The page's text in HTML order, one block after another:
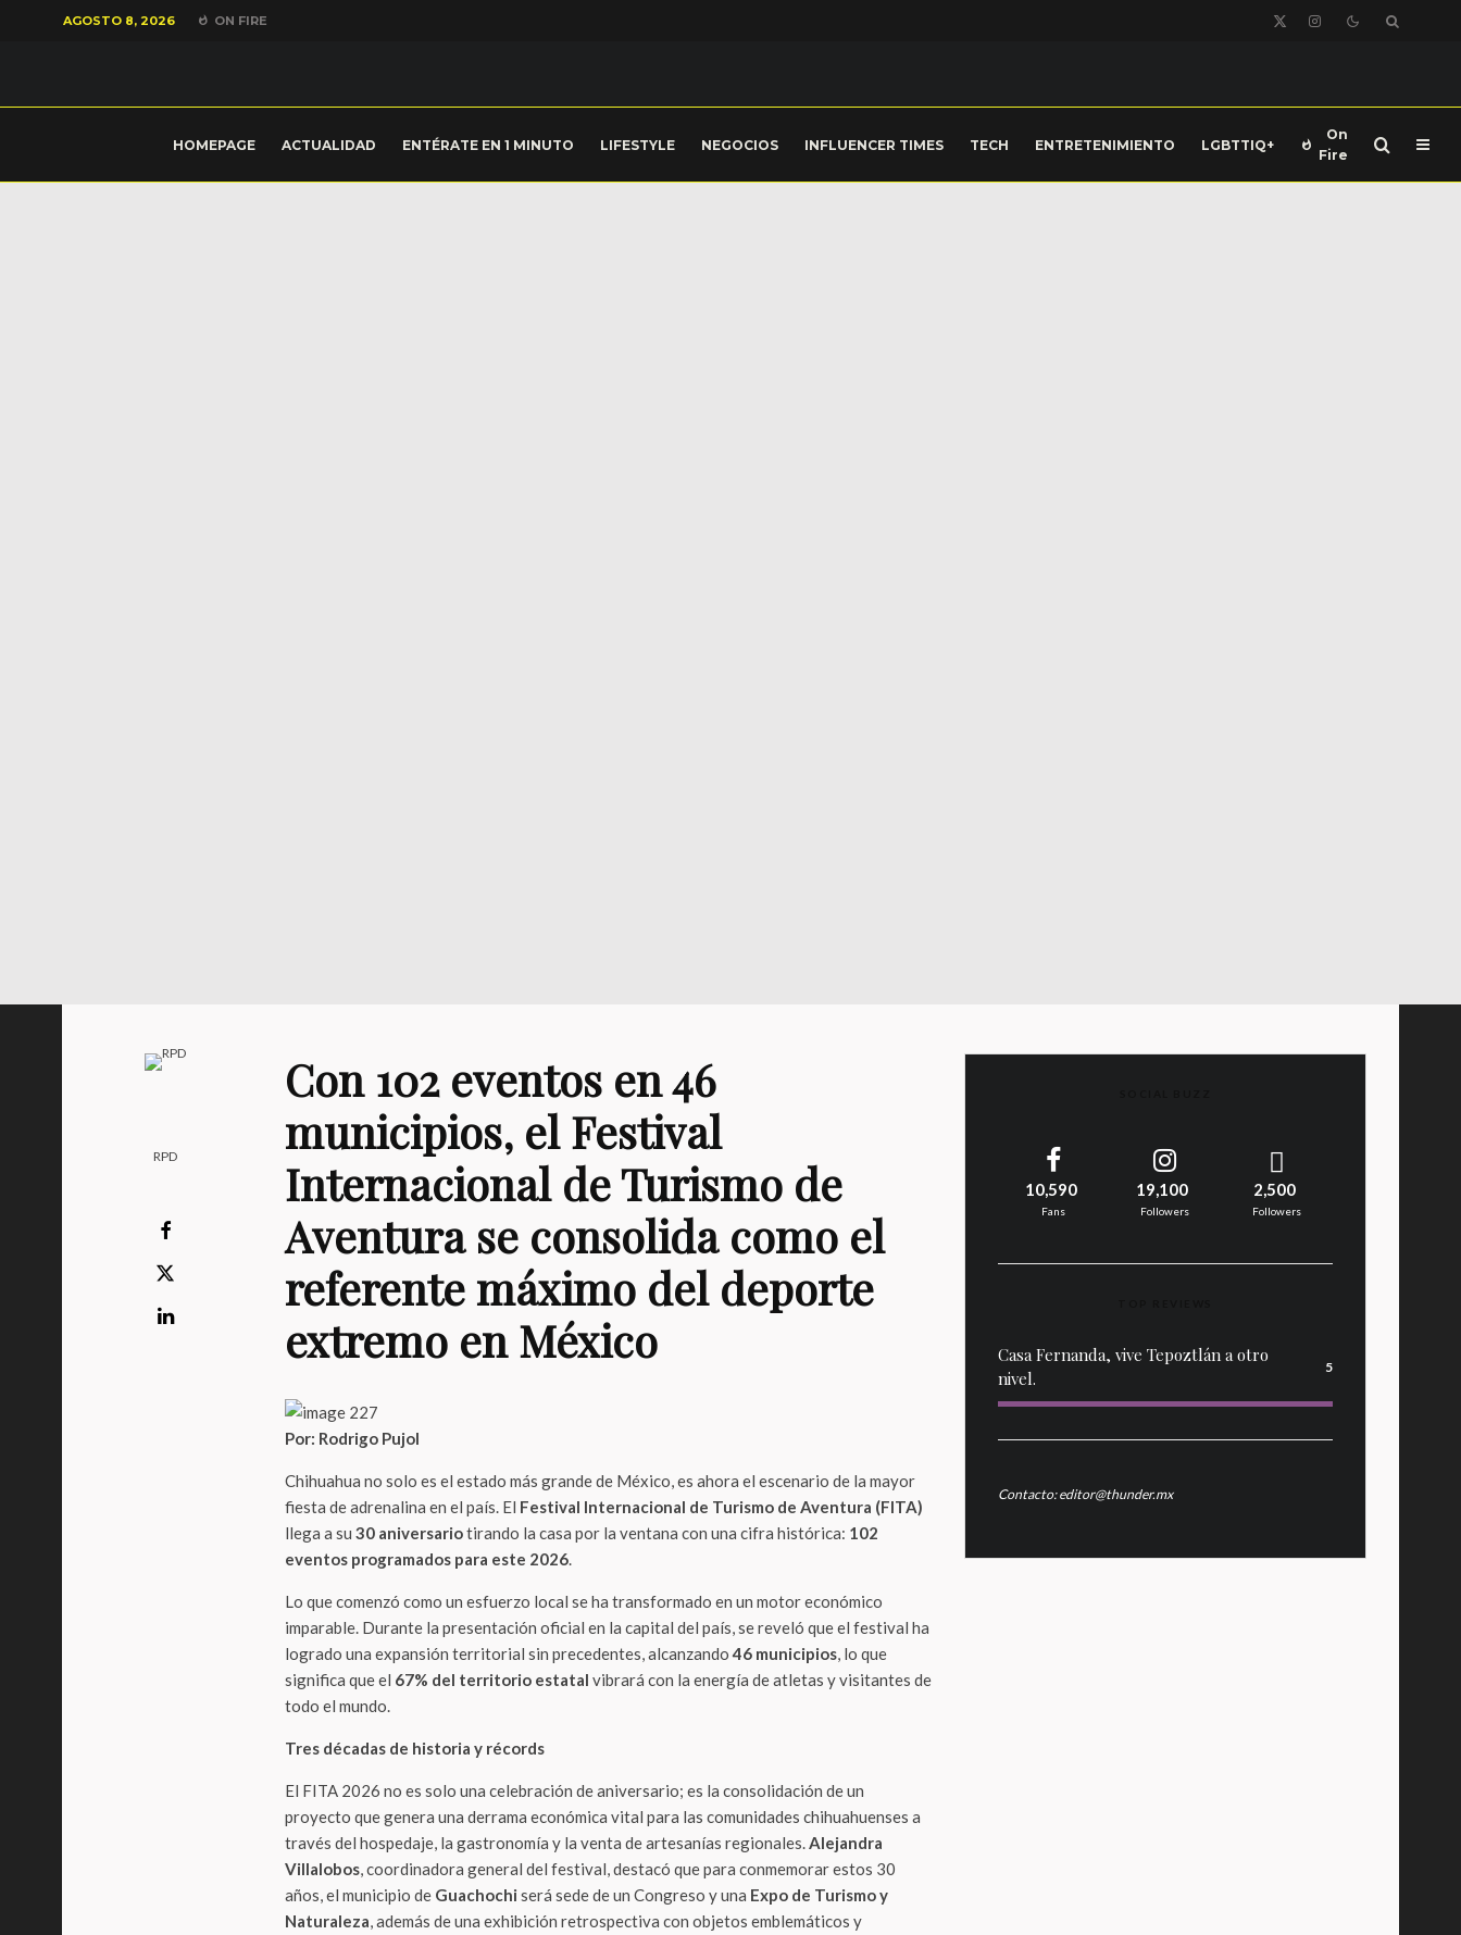
AGOSTO 8, 2026 ON FIRE
HOMEPAGE ACTUALIDAD ENTÉRATE EN 1 MINUTO LIFESTYLE NEGOCIOS INFLUENCER TIMES TECH ENTRETENIMIENTO LGBTTIQ+
On
Fire
RPD
Con 102 eventos en 46
municipios, el Festival
Internacional de Turismo de
Aventura se consolida como el
referente máximo del deporte
extremo en México
Por: Rodrigo Pujol
Chihuahua no solo es el estado más grande de México, es ahora el escenario de la mayor
fiesta de adrenalina en el país. El Festival Internacional de Turismo de Aventura (FITA)
llega a su 30 aniversariotirando la casa por la ventana con una cifra histórica: 102
eventos programados para este 2026.
Lo que comenzó como un esfuerzo local se ha transformado en un motor económico
imparable. Durante la presentación oficial en la capital del país, se reveló que el festival ha
logrado una expansión territorial sin precedentes, alcanzando46 municipios, lo que
significa que el 67% del territorio estatal vibrará con la energía de atletas y visitantes de
todo el mundo.
Tres décadas de historia y récords
El FITA 2026 no es solo una celebración de aniversario; es la consolidación de un
proyecto que genera una derrama económica vital para las comunidades chihuahuenses a
través del hospedaje, la gastronomía y la venta de artesanías regionales.Alejandra
Villalobos, coordinadora general del festival, destacó que para conmemorar estos 30
años, el municipio de Guachochi será sede de un Congreso y una Expo de Turismo y
Naturaleza, además de una exhibición retrospectiva con objetos emblemáticos y
10,590
Fans
19,100
Followers
2,500
Followers
Casa Fernanda, vive Tepoztlán a otro
nivel.
5
Contacto: editor@thunder.mx